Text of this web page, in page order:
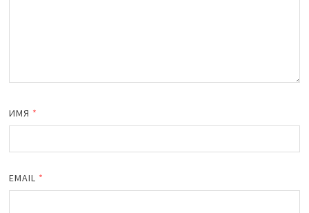
ИМЯ *
EMAIL *